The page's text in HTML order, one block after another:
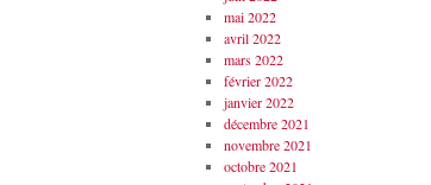
mai 2022
avril 2022
mars 2022
février 2022
janvier 2022
décembre 2021
novembre 2021
octobre 2021